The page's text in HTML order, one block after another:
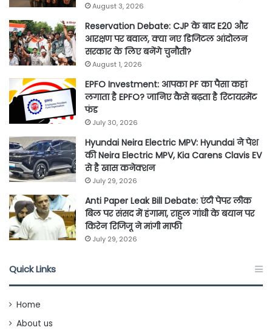
August 3, 2026
Reservation Debate: CJP के बाद E20 और
आरक्षण पर बवाल, क्या नए डिजिटल आंदोलन
सरकार के लिए बनेंगे चुनौती?
August 1, 2026
EPFO Investment: आपका PF का पैसा कहां
लगाता है EPFO? जानिए कैसे बढ़ता है रिटायरमेंट
फंड
July 30, 2026
Hyundai Neira Electric MPV: Hyundai ने पेश
की Neira Electric MPV, Kia Carens Clavis EV
से है खास कनेक्शन
July 29, 2026
Anti Paper Leak Bill Debate: एंटी पेपर लीक
बिल पर संसद में हंगामा, राहुल गांधी के बयान पर
किरेन रिजिजू ने मांगी माफी
July 29, 2026
Quick Links
Home
About us